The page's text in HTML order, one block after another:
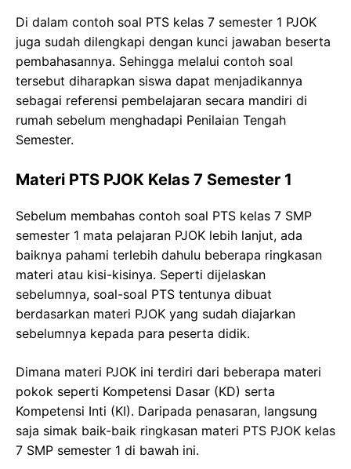
Di dalam contoh soal PTS kelas 7 semester 1 PJOK
juga sudah dilengkapi dengan kunci jawaban beserta
pembahasannya. Sehingga melalui contoh soal
tersebut diharapkan siswa dapat menjadikannya
sebagai referensi pembelajaran secara mandiri di
rumah sebelum menghadapi Penilaian Tengah
Semester.
Materi PTS PJOK Kelas 7 Semester 1
Sebelum membahas contoh soal PTS kelas 7 SMP
semester 1 mata pelajaran PJOK lebih lanjut, ada
baiknya pahami terlebih dahulu beberapa ringkasan
materi atau kisi-kisinya. Seperti dijelaskan
sebelumnya, soal-soal PTS tentunya dibuat
berdasarkan materi PJOK yang sudah diajarkan
sebelumnya kepada para peserta didik.
Dimana materi PJOK ini terdiri dari beberapa materi
pokok seperti Kompetensi Dasar (KD) serta
Kompetensi Inti (KI). Daripada penasaran, langsung
saja simak baik-baik ringkasan materi PTS PJOK kelas
7 SMP semester 1 di bawah ini.